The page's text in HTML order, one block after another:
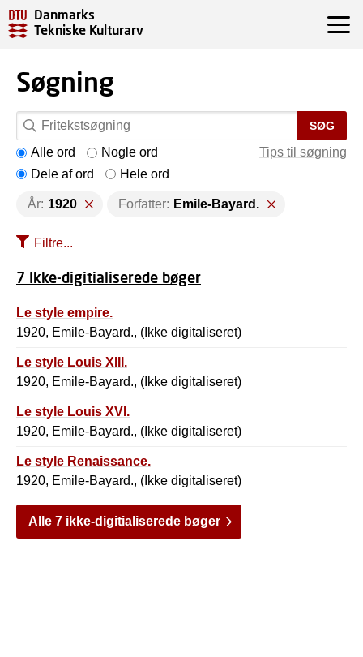
Danmarks
Tekniske Kulturarv
Søgning
SØG
Tips til søgning
Alle ord
Nogle ord
Dele af ord
Hele ord
År: 1920 Forfatter: Emile-Bayard.
Filtre...
7 Ikke-digitialiserede bøger
Le style empire.
1920, Emile-Bayard., (Ikke digitaliseret)
Le style Louis XIII.
1920, Emile-Bayard., (Ikke digitaliseret)
Le style Louis XVI.
1920, Emile-Bayard., (Ikke digitaliseret)
Le style Renaissance.
1920, Emile-Bayard., (Ikke digitaliseret)
Alle 7 ikke-digitialiserede bøger